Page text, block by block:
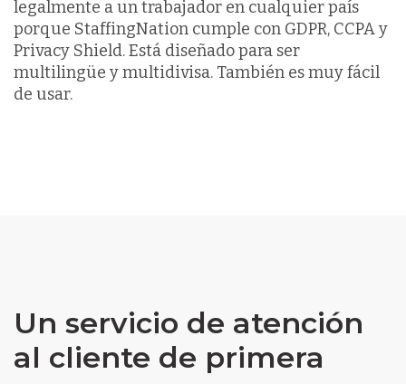
legalmente a un trabajador en cualquier país
porque StaffingNation cumple con GDPR, CCPA y
Privacy Shield. Está diseñado para ser
multilingüe y multidivisa. También es muy fácil
de usar.
Un servicio de atención
al cliente de primera